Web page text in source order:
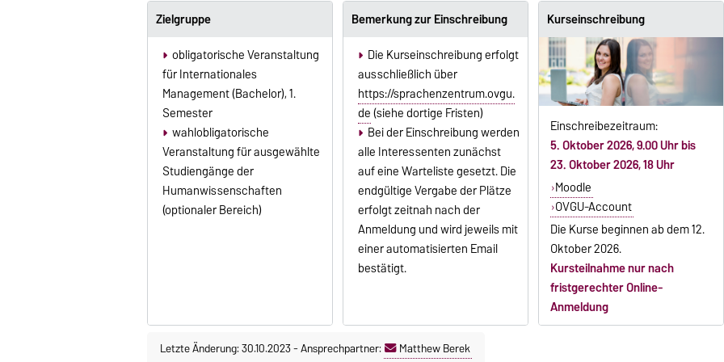
Zielgruppe
obligatorische Veranstaltung
für Internationales
Management (Bachelor), 1.
Semester
wahlobligatorische
Veranstaltung für ausgewählte
Studiengänge der
Humanwissenschaften
(optionaler Bereich)
Bemerkung zur Einschreibung
Die Kurseinschreibung erfolgt
ausschließlich über
https://sprachenzentrum.ovgu.
de(siehe dortige Fristen)
Bei der Einschreibung werden
alle Interessenten zunächst
auf eine Warteliste gesetzt. Die
endgültige Vergabe der Plätze
erfolgt zeitnah nach der
Anmeldung und wird jeweils mit
einer automatisierten Email
bestätigt.
Kurseinschreibung
Einschreibezeitraum:
5. Oktober 2026, 9.00 Uhr bis
23. Oktober 2026, 18 Uhr
Moodle
OVGU-Account
Die Kurse beginnen ab dem 12.
Oktober 2026.
Kursteilnahme nur nach
fristgerechter Online-
Anmeldung
Letzte Änderung: 30.10.2023-Ansprechpartner: Matthew Berek